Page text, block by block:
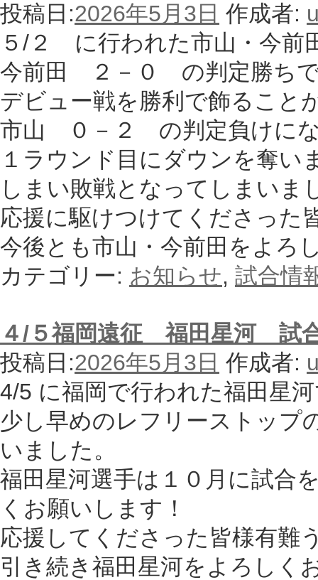
投稿日:2026年5月3日 作成者:
５/２ に行われた市山・今前
今前田 ２－０ の判定勝ち
デビュー戦を勝利で飾ること
市山 ０－２ の判定負けに
１ラウンド目にダウンを奪い
しまい敗戦となってしまいま
応援に駆けつけてくださった
今後とも市山・今前田をよろ
カテゴリー: お知らせ, 試合情
４/５福岡遠征 福田星河 試
投稿日:2026年5月3日 作成者:
4/5 に福岡で行われた福田星
少し早めのレフリーストップ
いました。
福田星河選手は１０月に試合
くお願いします！
応援してくださった皆様有難
引き続き福田星河をよろしく